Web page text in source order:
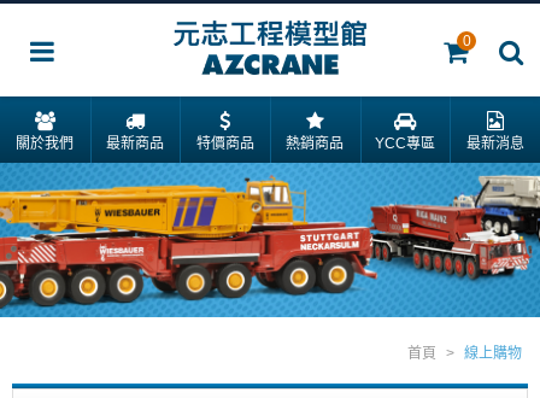
0
關於我們 最新商品 特價商品 熱銷商品 YCC專區 最新消息
首頁 > 線上購物